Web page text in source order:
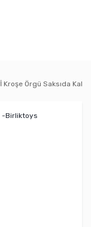
Kroşe Örgü Saksıda